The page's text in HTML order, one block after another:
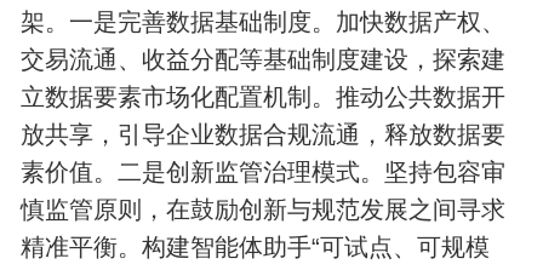
架。一是完善数据基础制度。加快数据产权、
交易流通、收益分配等基础制度建设，探索建
立数据要素市场化配置机制。推动公共数据开
放共享，引导企业数据合规流通，释放数据要
素价值。二是创新监管治理模式。坚持包容审
慎监管原则，在鼓励创新与规范发展之间寻求
精准平衡。构建智能体助手“可试点、可规模